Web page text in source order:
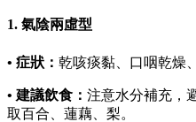
1. 氣陰兩虛型
• 症狀： 乾咳痰黏、口咽乾燥
• 建議飲食： 注意水分補充，
取百合、蓮藕、梨。